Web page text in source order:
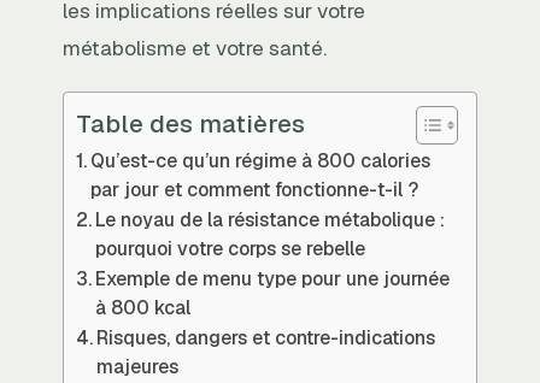
les implications réelles sur votre
métabolisme et votre santé.
Table des matières
Qu’est-ce qu’un régime à 800 calories
par jour et comment fonctionne-t-il ?
Le noyau de la résistance métabolique :
pourquoi votre corps se rebelle
Exemple de menu type pour une journée
à 800 kcal
Risques, dangers et contre-indications
majeures